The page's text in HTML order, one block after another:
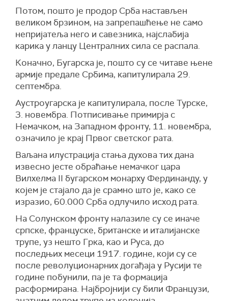
Потом, пошто је продор Срба настављен
великом брзином, на запрепашћење не само
непријатеља него и савезника, најслабија
карика у ланцу Централних сила се распала.
Коначно, Бугарска је, пошто су се читаве њене
армије предале Србима, капитулирала 29.
септембра.
Аустроугарска је капитулирала, после Турске,
3. новембра. Потписивање примирја с
Немачком, на Западном фронту, 11. новембра,
означило је крај Првог светског рата.
Ваљана илустрација стања духова тих дана
извесно јесте обраћање немачког цара
Вилхелма II бугарском монарху Фердинанду, у
којем је стајало да је срамно што је, како се
изразио, 60.000 Срба одлучило исход рата.
На Солунском фронту налазиле су се иначе
српске, француске, британске и италијанске
трупе, уз нешто Грка, као и Руса, до
последњих месеци 1917. године, који су се
после револуционарних догађаја у Русији те
године побунили, па је та формација
расформирана. Најбројнији су били Французи,